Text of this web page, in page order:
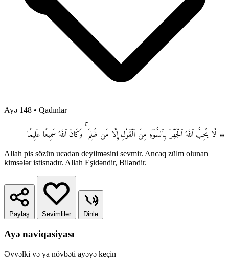
Ayə 148 • Qadınlar
۞ لَّا يُحِبُّ ٱللَّهُ ٱلْجَهْرَ بِٱلسُّوٓءِ مِنَ ٱلْقَوْلِ إِلَّا مَن ظُلِمَ ۚ وَكَانَ ٱللَّهُ سَمِيعًا عَلِيمًا
Allah pis sözün ucadan deyilməsini sevmir. Ancaq zülm olunan
kimsələr istisnadır. Allah Eşidəndir, Biləndir.
Paylaş Sevimlilər Dinlə
Ayə naviqasiyası
Əvvəlki və ya növbəti ayəyə keçin